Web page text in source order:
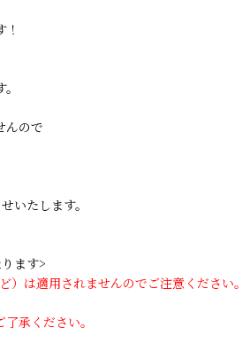
んので
いたします。
ます>
は適用されませんのでご注意ください。
承ください。